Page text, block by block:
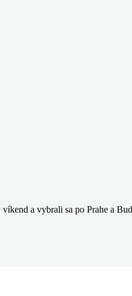
a vybrali sa po Prahe a